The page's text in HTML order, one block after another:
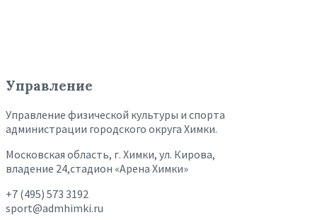
Управление
Управление физической культуры и спорта
администрации городского округа Химки.
Московская область, г. Химки, ул. Кирова,
владение 24,стадион «Арена Химки»
+7 (495) 573 3192
sport@admhimki.ru